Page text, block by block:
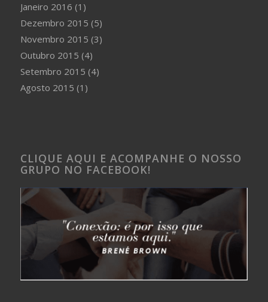
Janeiro 2016 (1)
Dezembro 2015 (5)
Novembro 2015 (3)
Outubro 2015 (4)
Setembro 2015 (4)
Agosto 2015 (1)
CLIQUE AQUI E ACOMPANHE O NOSSO
GRUPO NO FACEBOOK!